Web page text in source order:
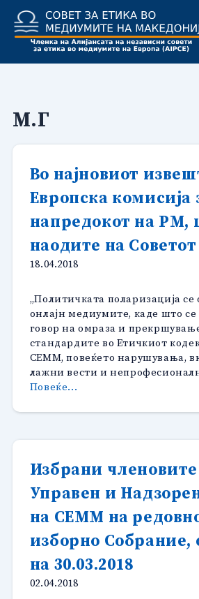
content
М.Г
Во најновиот
Европска комисија
напредокот на РМ,
наодите на
18.04.2018
„Политичката поларизација се
онлајн медиумите, каде што се
говор на омраза и
стандардите во Етичкиот
СЕММ, повеќето нарушувања,
лажни вести и
Повеќе...
извештај
Европска
за
напредокот
на
РМ,
цитирани
наодите
на
Советот
за
Избрани
Управен и
на СЕММ на
изборно Собрание,
на 30.03.2018
02.04.2018